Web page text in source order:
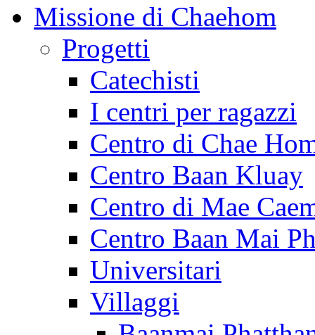
Missione di Chaehom
Progetti
Catechisti
I centri per ragazzi
Centro di Chae
Centro Baan Kluay
Centro di Mae
Centro Baan Mai
Universitari
Villaggi